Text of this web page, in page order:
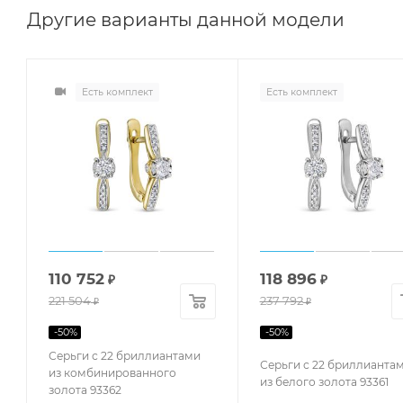
Другие варианты данной модели
Есть комплект
Серьги с 22 бриллиантами
из комбинированного
золота 93362
110 752 ₽
221 504₽
-50%
Есть комплект
Серьги с 22
из белого золота 93361
118 896₽
237 792₽
-50%